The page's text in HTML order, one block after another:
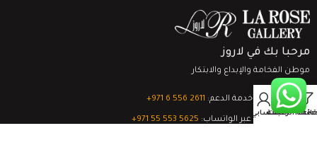
مرحبا بك في لاروز
موطن الفخامة والإبداع والابتكار
تواصل مع خدمة الدعم: ‎+971 6 556 2611
الدعم الفني عبر الواتساب: ‎+971 55 553 5625
قائمة الرغبات
0
السلةحسابي